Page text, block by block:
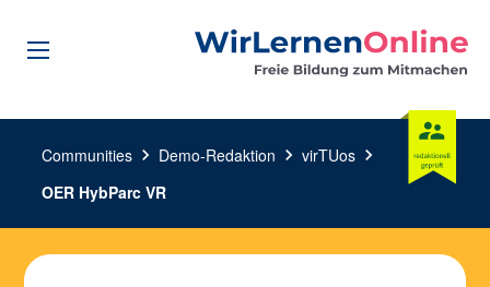
Communities chevron_right Demo-Redaktion chevron_right virTUos chevron_right
OER HybParc VR